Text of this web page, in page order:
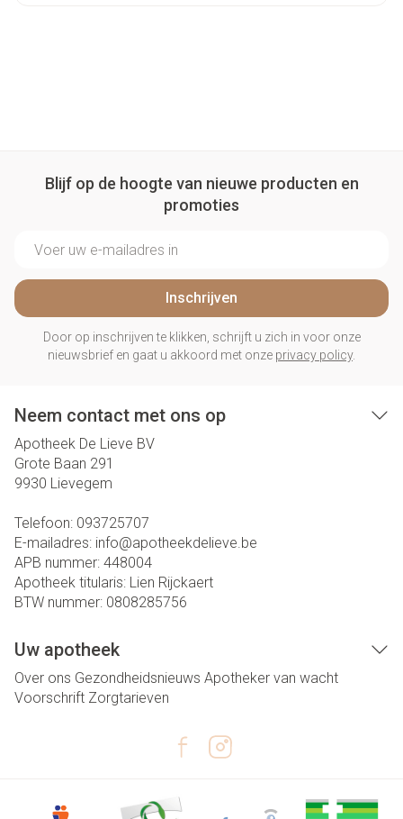
Blijf op de hoogte van nieuwe producten en
promoties
Inschrijven
Door op inschrijven te klikken, schrijft u zich in voor onze
nieuwsbrief en gaat u akkoord met onze privacy policy.
Neem contact met ons op
Apotheek De Lieve BV
Grote Baan 291
9930 Lievegem
Telefoon: 093725707
E-mailadres: info@apotheekdelieve.be
APB nummer: 448004
Apotheek titularis: Lien Rijckaert
BTW nummer: 0808285756
Uw apotheek
Over ons Gezondheidsnieuws Apotheker van wacht
Voorschrift Zorgtarieven